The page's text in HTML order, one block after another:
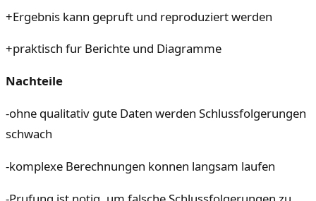
+Ergebnis kann gepruft und reproduziert werden
+praktisch fur Berichte und Diagramme
Nachteile
-ohne qualitativ gute Daten werden Schlussfolgerungen
schwach
-komplexe Berechnungen konnen langsam laufen